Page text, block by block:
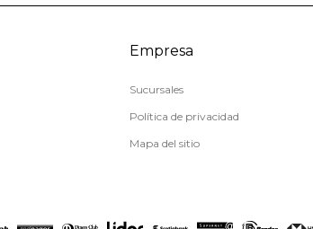
Empresa
Sucursales
Política de privacidad
Mapa del sitio